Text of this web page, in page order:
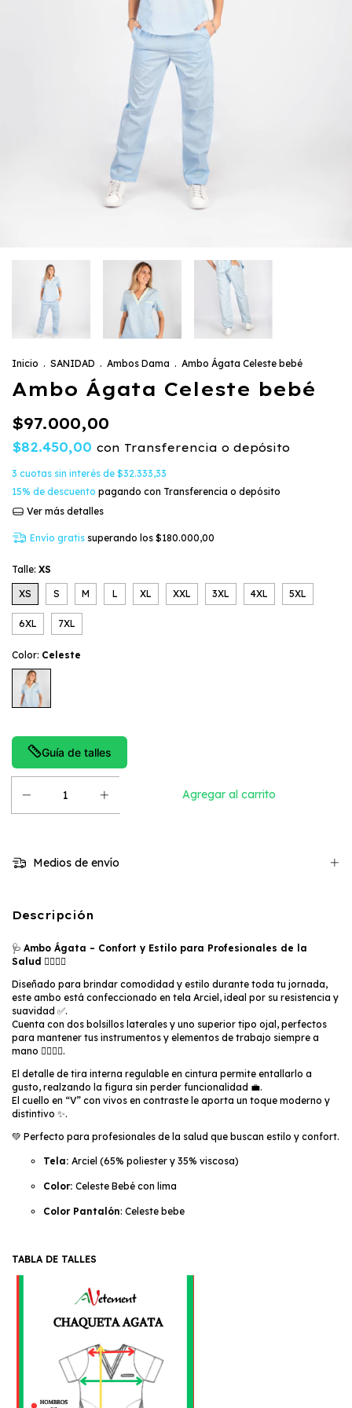
Inicio . SANIDAD . Ambos Dama . Ambo Ágata Celeste bebé
Ambo Ágata Celeste bebé
$97.000,00
$82.450,00 con Transferencia o depósito
3 cuotas sin interés de $32.333,33
15% de descuento pagando con Transferencia o depósito
Ver más detalles
Envío gratis superando los $180.000,00
Talle: XS
XS S M L XL XXL 3XL 4XL 5XL
6XL 7XL
Color: Celeste
Guía de talles
Medios de envío
Descripción
🩺 Ambo Ágata – Confort y Estilo para Profesionales de la
Salud 👩‍⚕️👨‍⚕️
Diseñado para brindar comodidad y estilo durante toda tu jornada,
este ambo está confeccionado en tela Arciel, ideal por su resistencia y
suavidad ✅.
Cuenta con dos bolsillos laterales y uno superior tipo ojal, perfectos
para mantener tus instrumentos y elementos de trabajo siempre a
mano 🧑‍⚕️👨‍⚕️.
El detalle de tira interna regulable en cintura permite entallarlo a
gusto, realzando la figura sin perder funcionalidad 💼.
El cuello en “V” con vivos en contraste le aporta un toque moderno y
distintivo ✨.
💚 Perfecto para profesionales de la salud que buscan estilo y confort.
Tela: Arciel (65% poliester y 35% viscosa)
Color: Celeste Bebé con lima
Color Pantalón: Celeste bebe
TABLA DE TALLES